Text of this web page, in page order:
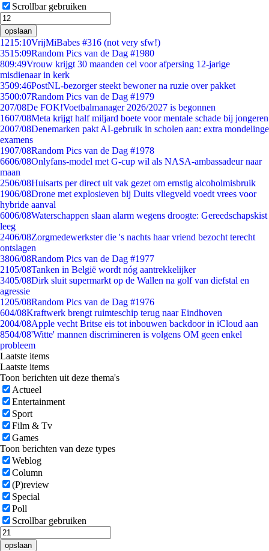
Scrollbar gebruiken
opslaan
1215:10VrijMiBabes #316 (not very sfw!)
3515:09Random Pics van de Dag #1980
809:49Vrouw krijgt 30 maanden cel voor afpersing 12-jarige
misdienaar in kerk
3509:46PostNL-bezorger steekt bewoner na ruzie over pakket
3500:07Random Pics van de Dag #1979
207/08De FOK!Voetbalmanager 2026/2027 is begonnen
1607/08Meta krijgt half miljard boete voor mentale schade bij jongeren
2007/08Denemarken pakt AI-gebruik in scholen aan: extra mondelinge
examens
1907/08Random Pics van de Dag #1978
6606/08Onlyfans-model met G-cup wil als NASA-ambassadeur naar
maan
2506/08Huisarts per direct uit vak gezet om ernstig alcoholmisbruik
1906/08Drone met explosieven bij Duits vliegveld voedt vrees voor
hybride aanval
6006/08Waterschappen slaan alarm wegens droogte: Gereedschapskist
leeg
2406/08Zorgmedewerkster die 's nachts haar vriend bezocht terecht
ontslagen
3806/08Random Pics van de Dag #1977
2105/08Tanken in België wordt nóg aantrekkelijker
3405/08Dirk sluit supermarkt op de Wallen na golf van diefstal en
agressie
1205/08Random Pics van de Dag #1976
604/08Kraftwerk brengt ruimteschip terug naar Eindhoven
2004/08Apple vecht Britse eis tot inbouwen backdoor in iCloud aan
8504/08'Witte' mannen discrimineren is volgens OM geen enkel
probleem
Laatste items
Laatste items
Toon berichten uit deze thema's
Actueel
Entertainment
Sport
Film & Tv
Games
Toon berichten van deze types
Weblog
Column
(P)review
Special
Poll
Scrollbar gebruiken
opslaan